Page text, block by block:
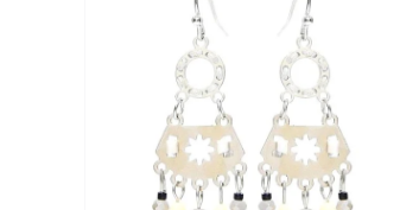
Caractéristiques
Métal : Plaqué or
Pierre : Strass
Dimensions : 1,5 cm